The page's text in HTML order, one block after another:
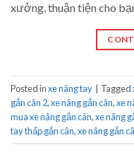
xưởng, thuận tiện cho
Posted inxe nâng tay | Tagged
gắn cân 2,xe nâng gắn cân,xe
mua xe nâng gắn cân,xe nâng
tay thấp gắn cân,xe nâng gắn